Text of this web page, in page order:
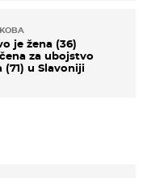
je žena (36)
za ubojstvo
(71) u Slavoniji